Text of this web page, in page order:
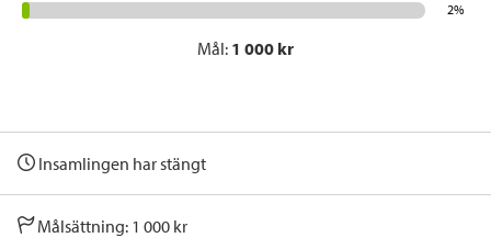
2%
Mål: 1 000 kr
Insamlingen har stängt
Målsättning: 1 000 kr